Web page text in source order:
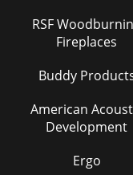
RSF
Fireplaces
Buddy
American
Development
Ergo